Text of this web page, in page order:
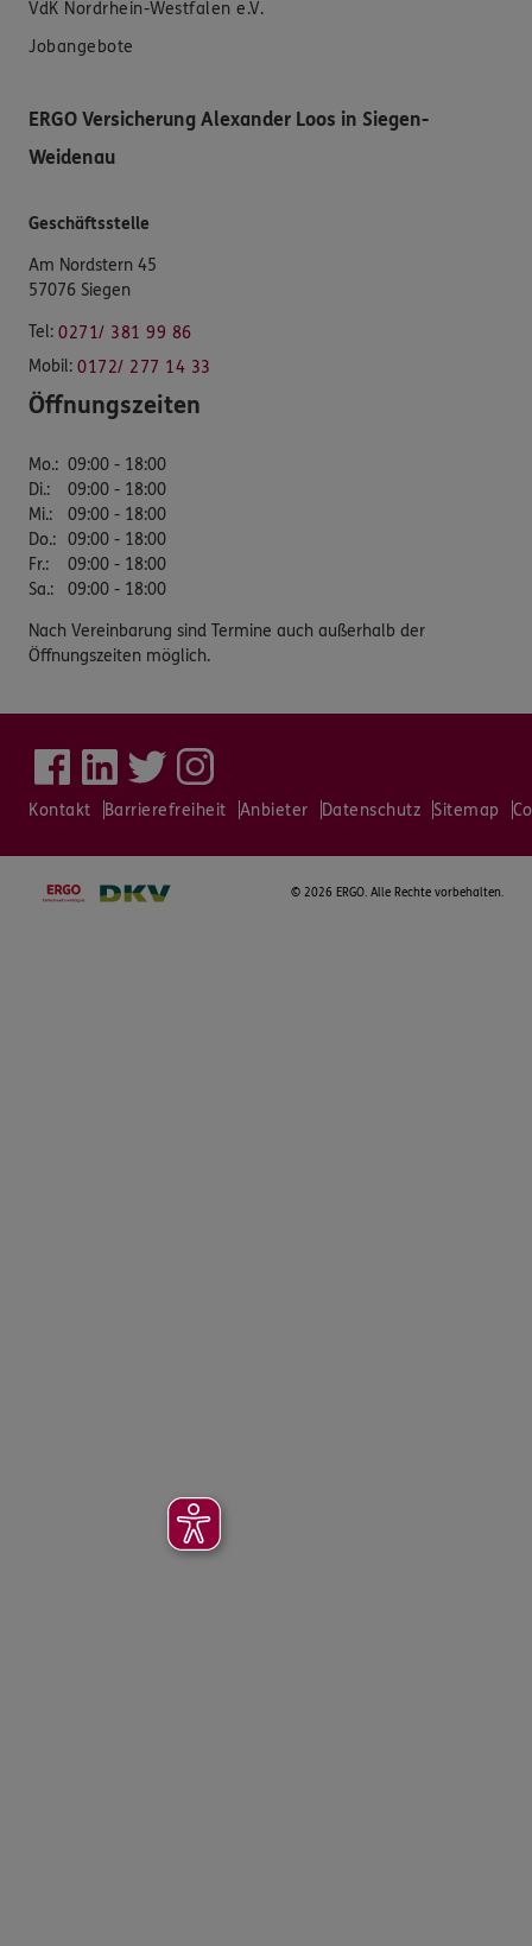
VdK Nordrhein-Westfalen e.V.
Jobangebote
ERGO Versicherung Alexander Loos in Siegen-
Weidenau
Geschäftsstelle
Am Nordstern 45
57076 Siegen
Tel: 0271/ 381 99 86
Mobil: 0172/ 277 14 33
Öffnungszeiten
Mo.: 09:00 - 18:00
Di.:
09:00 - 18:00
Mi.:
09:00 - 18:00
Do.: 09:00 - 18:00
Fr.:
09:00 - 18:00
Sa.: 09:00 - 18:00
Nach Vereinbarung sind Termine auch außerhalb der
Öffnungszeiten möglich.
Kontakt Barrierefreiheit Anbieter Datenschutz Sitemap
© 2026 ERGO. Alle Rechte vorbehalten.